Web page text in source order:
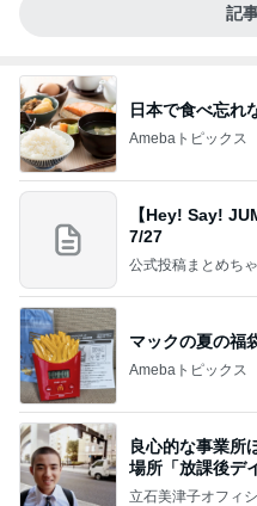
記
日本で食べ忘れ
Amebaトピックス
【Hey! Say!
7/27
公式投稿まとめち
マックの夏の福
Amebaトピックス
良心的な事業所
場所「放課後デ
実の
立石美津子オフィ